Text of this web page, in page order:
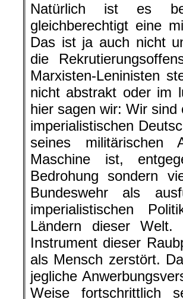
Natürlich ist es
gleichberechtigt eine
Das ist ja auch nicht
die
Marxisten-Leninisten
nicht abstrakt oder im
hier sagen wir: Wir
imperialistischen
seines militärischen
Maschine ist,
Bedrohung sondern
Bundeswehr als
imperialistischen
Ländern dieser
Instrument dieser
als Mensch zerstört.
jegliche
Weise fortschrittlich